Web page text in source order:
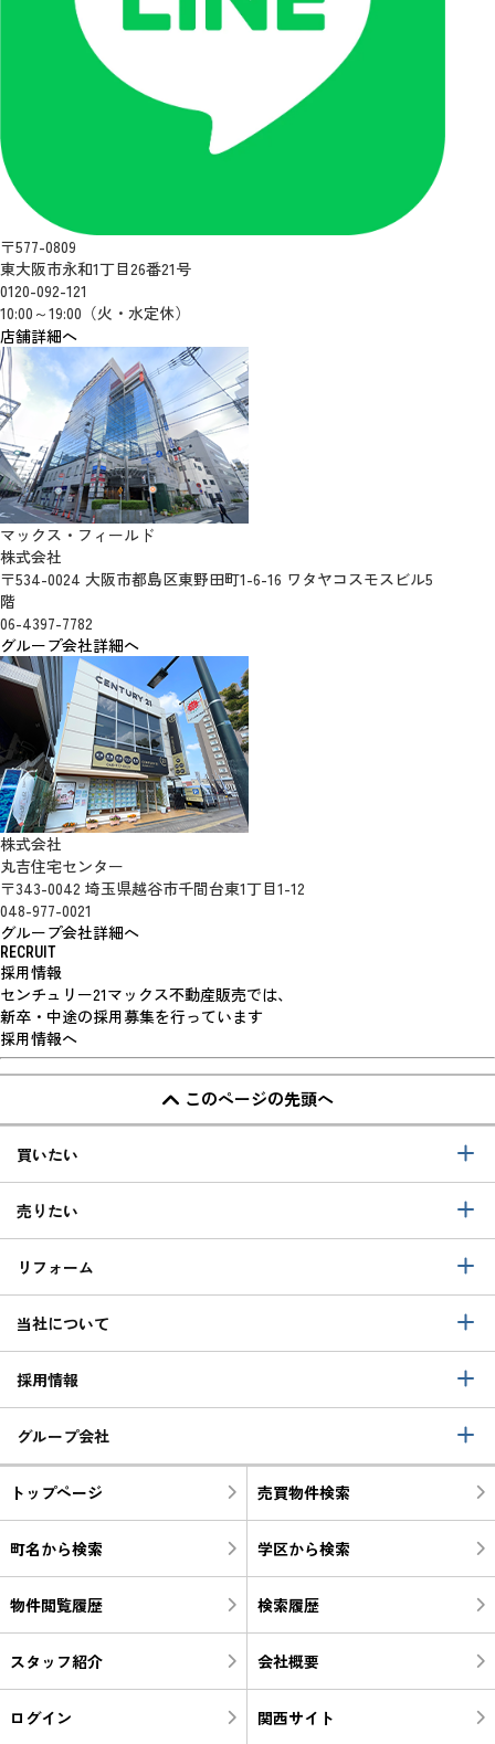
〒577-0809
東大阪市永和1丁目26番21号
0120-092-121
10:00～19:00（火・水定休）
店舗詳細へ
マックス・フィールド
株式会社
〒534-0024 大阪市都島区東野田町1-6-16 ワタヤコスモスビル5
階
06-4397-7782
グループ会社詳細へ
株式会社
丸吉住宅センター
〒343-0042 埼玉県越谷市千間台東1丁目1-12
048-977-0021
グループ会社詳細へ
RECRUIT
採用情報
センチュリー21マックス不動産販売では、
新卒・中途の採用募集を行っています
採用情報へ
このページの先頭へ
買いたい
売りたい
リフォーム
当社について
採用情報
グループ会社
トップページ 売買物件検索
町名から検索 学区から検索
物件閲覧履歴 検索履歴
スタッフ紹介 会社概要
ログイン 関西サイト